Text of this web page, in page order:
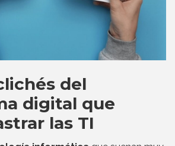
del
digital que
las TI